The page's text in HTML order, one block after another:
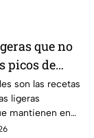
que no
picos de
arruinan tu
son las recetas
ligeras
mantienen en
y te